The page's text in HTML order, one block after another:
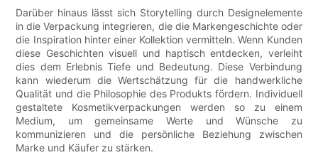
Darüber hinaus lässt sich Storytelling durch Designelemente
in die Verpackung integrieren, die die Markengeschichte oder
die Inspiration hinter einer Kollektion vermitteln. Wenn Kunden
diese Geschichten visuell und haptisch entdecken, verleiht
dies dem Erlebnis Tiefe und Bedeutung. Diese Verbindung
kann wiederum die Wertschätzung für die handwerkliche
Qualität und die Philosophie des Produkts fördern. Individuell
gestaltete Kosmetikverpackungen werden so zu einem
Medium, um gemeinsame Werte und Wünsche zu
kommunizieren und die persönliche Beziehung zwischen
Marke und Käufer zu stärken.